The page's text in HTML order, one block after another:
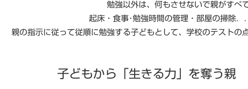
勉強以外は、何もさせないで親がすべ
起床・食事･勉強時間の管理・部屋の掃除．
親の指示に従って従順に勉強する子どもとして、学校のテストの
子どもから「生きる力」を奪う